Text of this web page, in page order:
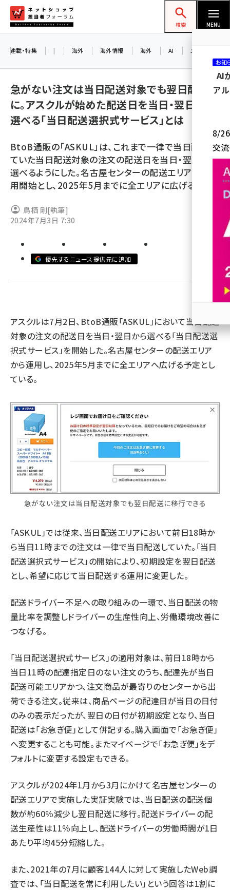
ン
ネットショップ担当者フォーラム
検索 MENU
amazon (2249)
楽天 (1871)
ecbeing (1207)
アスクル (1119)
base (1077)
revico (740)
連載・特集 | 海外 海外情報 海外 AI メタバース
急がない注文は当日配送対象でも翌日配送
に。アスクルが始めた配送日を当日・翌日から
選べる「当日配送選択式サービス」とは
BtoB通販の「ASKUL」は、これまで一律で当日配送し
ていた当日配送対象の注文の配送日を当日・翌日から
選べるようにした。名古屋センターの配送エリアから運
用開始とし、2025年5月までに全エリアに広げる予定。
鳥栖 剛[執筆]
2024年7月3日 7:30
優先するニュース提供元に追加
アスクルは7月2日、BtoB通販「ASKUL」において当日配送
対象の注文の配送日を当日・翌日から選べる「当日配送選
択式サービス」を開始した。名古屋センターの配送エリア
から運用し、2025年5月までに全エリアへ広げる予定とし
ている。
急がない注文は当日配送対象でも翌日配送に移行できる
「ASKUL」では従来、当日配送エリアにおいて前日18時か
ら当日11時までの注文は一律で当日配送していた。「当日
配送選択式サービス」の開始により、初期設定を翌日配送
とし、希望に応じて当日配送する運用に変更した。
配送ドライバー不足への取り組みの一環で、当日配送の物
量比率を調整しドライバーの生産性向上、労働環境改善に
つなげる。
「当日配送選択式サービス」の適用対象は、前日18時から
当日11時の配達指定日のない注文のうち、配達先が当日
配送可能エリアかつ、注文商品が最寄りのセンターから出
荷できる注文。従来は、商品ページの配達日が当日の日付
のみの表示だったが、翌日の日付が初期設定となり、当日
配送は「お急ぎ便」として併記する。購入画面で「お急ぎ便」
へ変更することも可能。またマイページで「お急ぎ便」をデ
フォルトに変更する設定もできる。
アスクルが2024年1月から3月にかけて名古屋センターの
配送エリアで実施した実証実験では、当日配送の配送個
数が約60％減少し翌日配送に移行。配送ドライバーの配
送生産性は11％向上し、配送ドライバーの労働時間が1日
あたり平均45分短縮した。
また、2021年の7月に顧客144人に対して実施したWeb調
査では、「当日配送を常に利用したい」という回答は1割に
お知
AI
ア
8/26
交
参